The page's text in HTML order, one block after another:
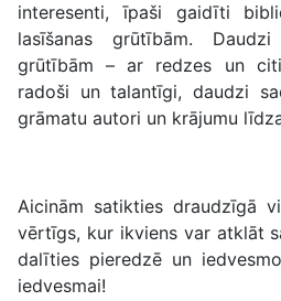
interesenti, īpaši gaidīti
lasīšanas grūtībām.
grūtībām – ar redzes un
radoši un talantīgi, daudzi
grāmatu autori un krājumu
Aicinām satikties draudzīgā
vērtīgs, kur ikviens var atklāt
dalīties pieredzē un
iedvesmai!